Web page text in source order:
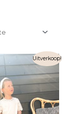
Uitverkoop!